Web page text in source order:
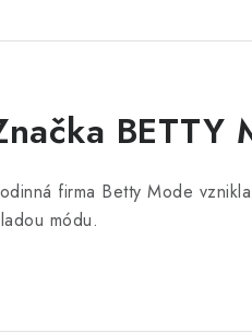
BETTY
firma Betty Mode
módu.